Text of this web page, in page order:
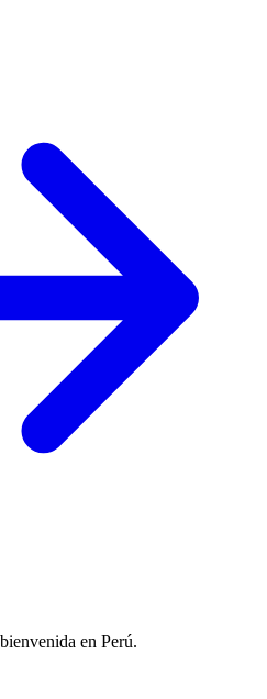
en Perú.